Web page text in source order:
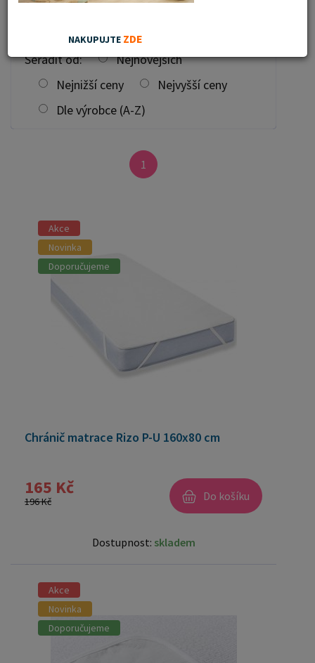
Seřadit od:
Nejnovějších
Nejnižší ceny
Nejvyšší ceny
Dle výrobce (A-Z)
1
Akce
Novinka
Doporučujeme
Chránič matrace Rizo P-U 160x80 cm
165 Kč
196 Kč Do košíku
Dostupnost: skladem
Akce
Novinka
Doporučujeme
NAKUPUJTE ZDE